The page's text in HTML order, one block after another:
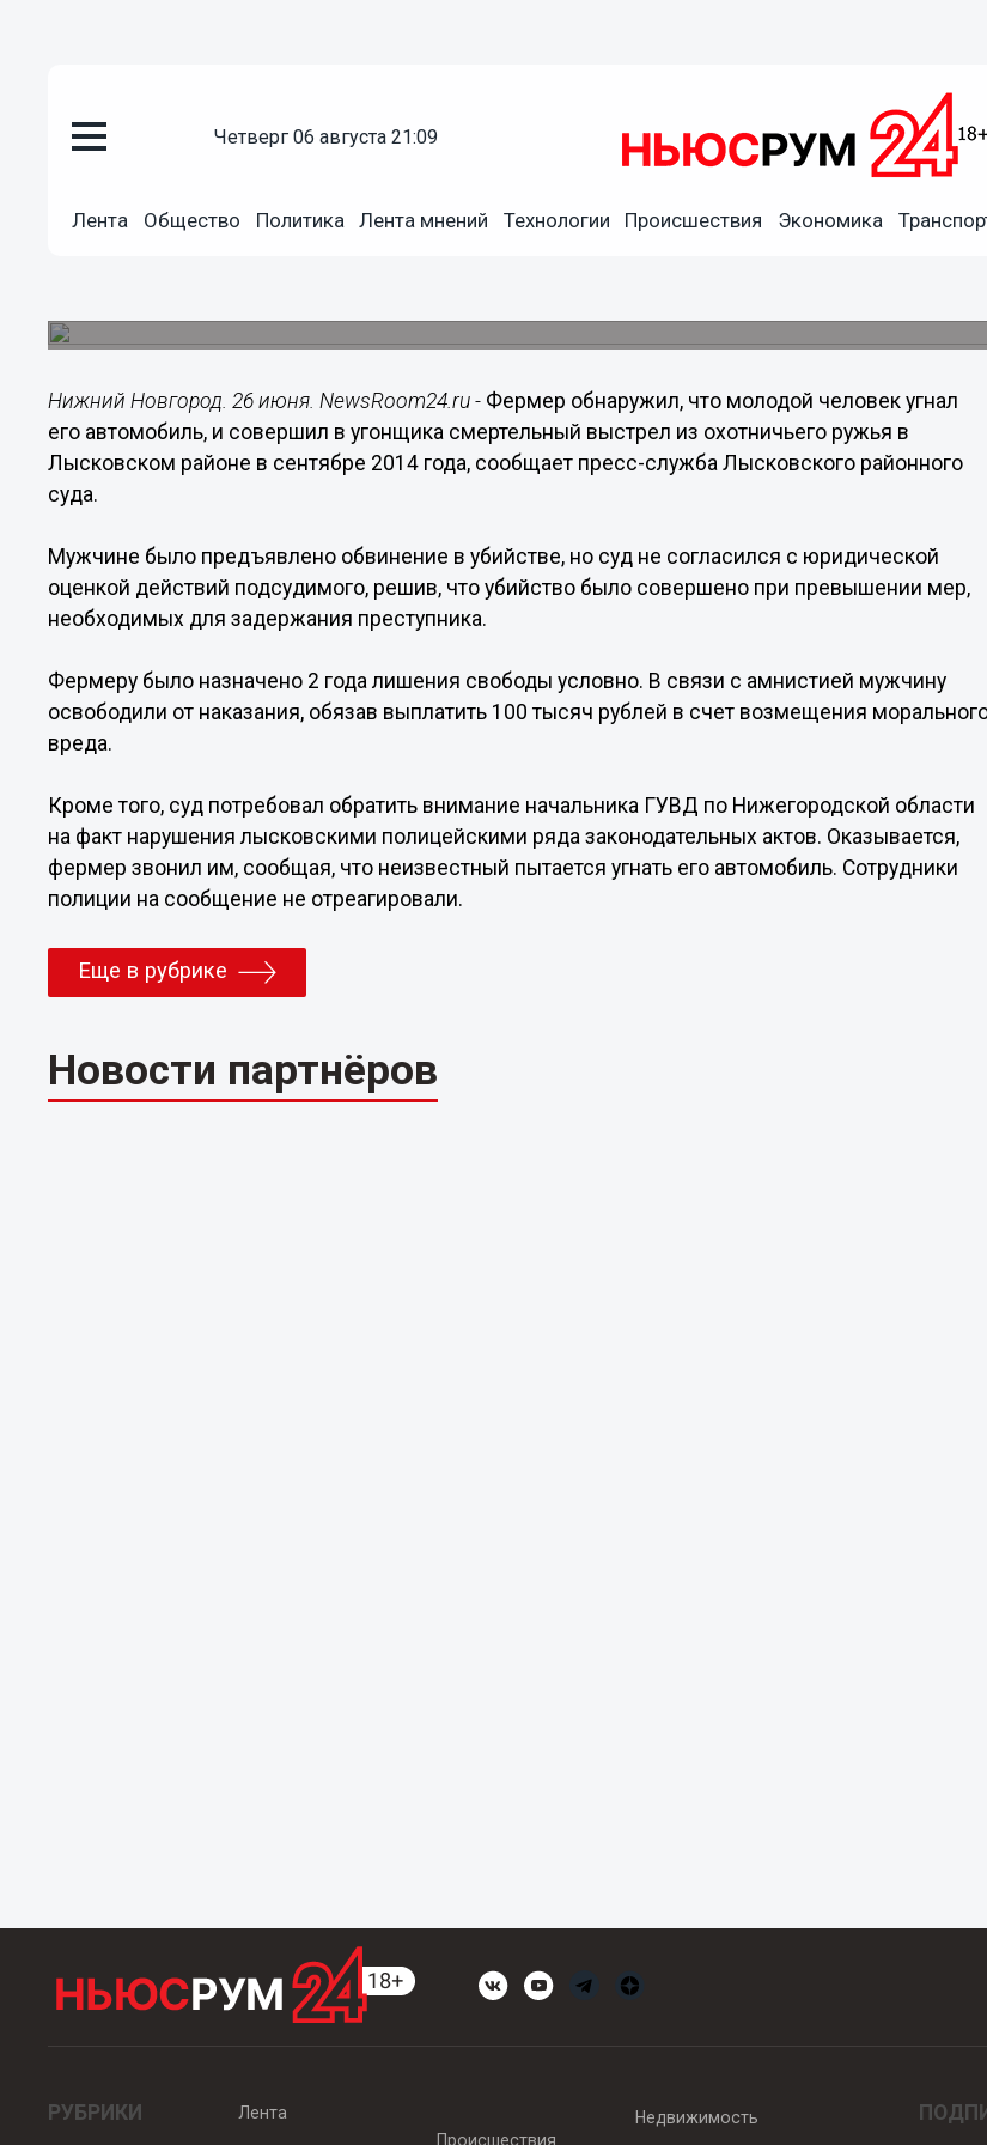
четверг 06 августа 21:09
Лента Общество Политика Лента мнений Технологии Происшествия Экономика
Амнистирован фермер, застреливший автоугонщика в
Нижний Новгород. 26 июня. NewsRoom24.ru - Фермер обнаружил, что молодой человек угнал
его автомобиль, и совершил в угонщика смертельный выстрел из охотничьего ружья в
Лысковском районе в сентябре 2014 года, сообщает пресс-служба Лысковского районного
суда.
Мужчине было предъявлено обвинение в убийстве, но суд не согласился с юридической
оценкой действий подсудимого, решив, что убийство было совершено при превышении мер,
необходимых для задержания преступника.
Фермеру было назначено 2 года лишения свободы условно. В связи с амнистией мужчину
освободили от наказания, обязав выплатить 100 тысяч рублей в счет возмещения
вреда.
Кроме того, суд потребовал обратить внимание начальника ГУВД по Нижегородской области
на факт нарушения лысковскими полицейскими ряда законодательных актов. Оказывается,
фермер звонил им, сообщая, что неизвестный пытается угнать его автомобиль. Сотрудники
полиции на сообщение не отреагировали.
Еще в рубрике
Новости партнёров
РУБРИКИ
Лента
Происшествия
Недвижимость